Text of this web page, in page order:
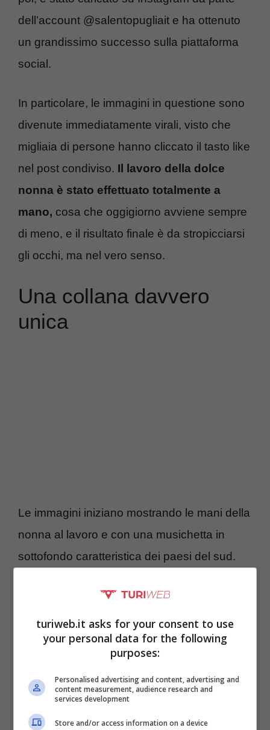
dell’account @salentopugliait e ha ottenuto
un grandissimo successo sulla piattaforma
social.
In particolare, le immagini in questione sono
divenute immediatamente virali, visto che
migliaia di persone hanno cliccato il tasto like
nel post condiviso. Il lavoro della dolce
nonna è stato effettuato totalmente a
mano, cosa che oggigiorno avviene sempre
di meno, e il risultato finale è da stropicciarsi
gli occhi, ma nel vero senso.
Una collana davvero
unica
Le immagini iniziano mostrando le mani della
nonna al lavoro e con una musichetta in
sottofondo caratteristica dei paesi del sud.
sono dei semplici ago e filo, i quali vengono
utilizzati per poter assemblare tutti gli
elementi che servono a comporre una
turiweb.it asks for your consent to use
your personal data for the following
purposes:
Personalised advertising and content, advertising and
content measurement, audience research and
services development
Store and/or access information on a device